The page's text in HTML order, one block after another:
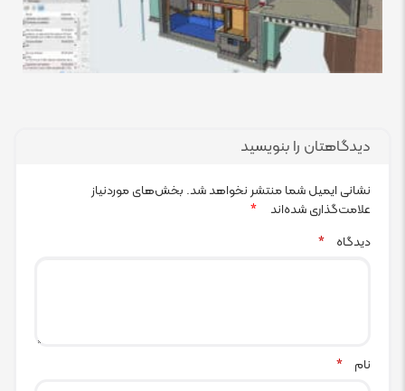
دیدگاهتان را بنویسید
نشانی ایمیل شما منتشر نخواهد شد. بخش‌های موردنیاز
علامت‌گذاری شده‌اند
*
دیدگاه
*
نام *